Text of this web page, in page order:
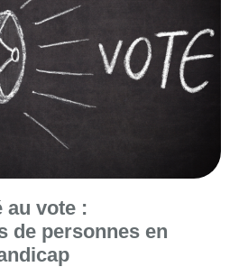
au vote :
de personnes en